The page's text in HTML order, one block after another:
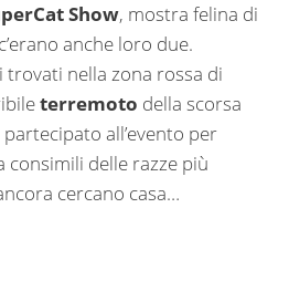
Show, mostra felina di
anche loro due.
trovati nella zona rossa di
terremoto della scorsa
all’evento per
consimili delle razze più
cercano casa…